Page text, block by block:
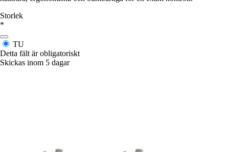
Storlek
*
TU
Detta fält är obligatoriskt
Skickas inom 5 dagar